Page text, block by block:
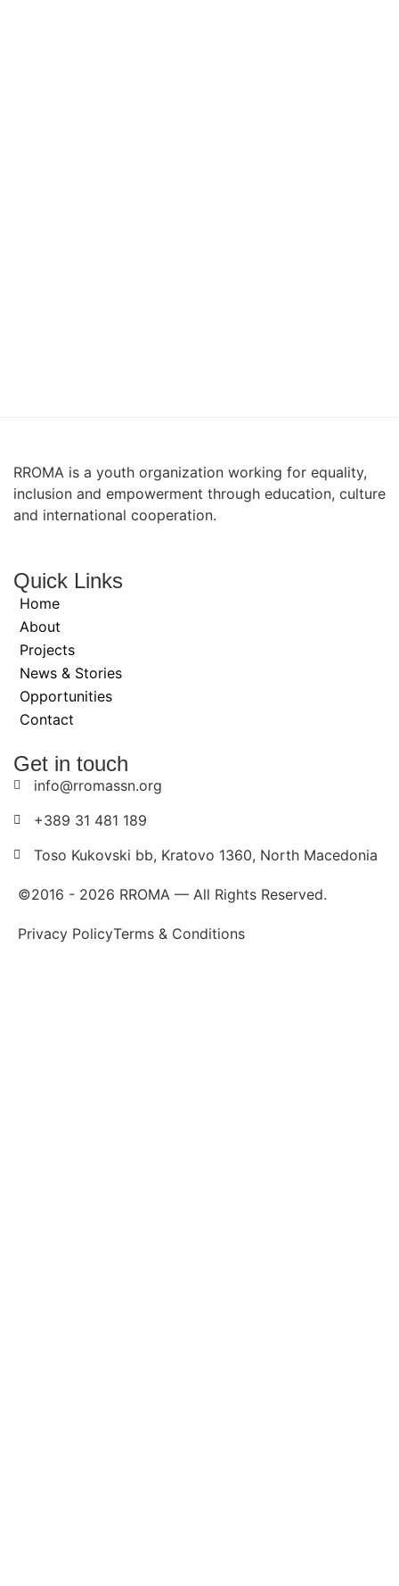
RROMA is a youth organization working for equality,
inclusion and empowerment through education, culture
and international cooperation.
Quick Links
Home
About
Projects
News & Stories
Opportunities
Contact
Get in touch
info@rromassn.org
+389 31 481 189
Toso Kukovski bb, Kratovo 1360, North Macedonia
©2016 - 2026 RROMA — All Rights Reserved.
Privacy PolicyTerms & Conditions